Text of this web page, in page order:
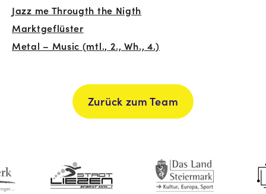
Jazz me Througth the Nigth
Marktgeflüster
Metal – Music (mtl., 2., Wh., 4.)
Zurück zum Team